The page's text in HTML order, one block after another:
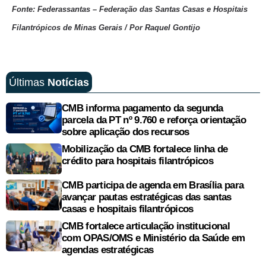
Fonte: Federassantas – Federação das Santas Casas e Hospitais
Filantrópicos de Minas Gerais / Por Raquel Gontijo
Últimas Notícias
CMB informa pagamento da segunda
parcela da PT nº 9.760 e reforça orientação
sobre aplicação dos recursos
Mobilização da CMB fortalece linha de
crédito para hospitais filantrópicos
CMB participa de agenda em Brasília para
avançar pautas estratégicas das santas
casas e hospitais filantrópicos
CMB fortalece articulação institucional
com OPAS/OMS e Ministério da Saúde em
agendas estratégicas